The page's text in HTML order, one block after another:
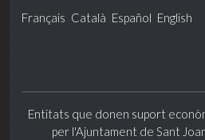
Français Català Español English
Entitats que donen suport
per l'Ajuntament de Sant